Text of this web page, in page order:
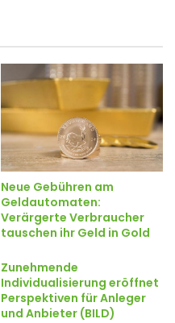
Neue Gebühren am
Geldautomaten:
Verärgerte Verbraucher
tauschen ihr Geld in Gold
Zunehmende
Individualisierung eröffnet
Perspektiven für Anleger
und Anbieter (BILD)